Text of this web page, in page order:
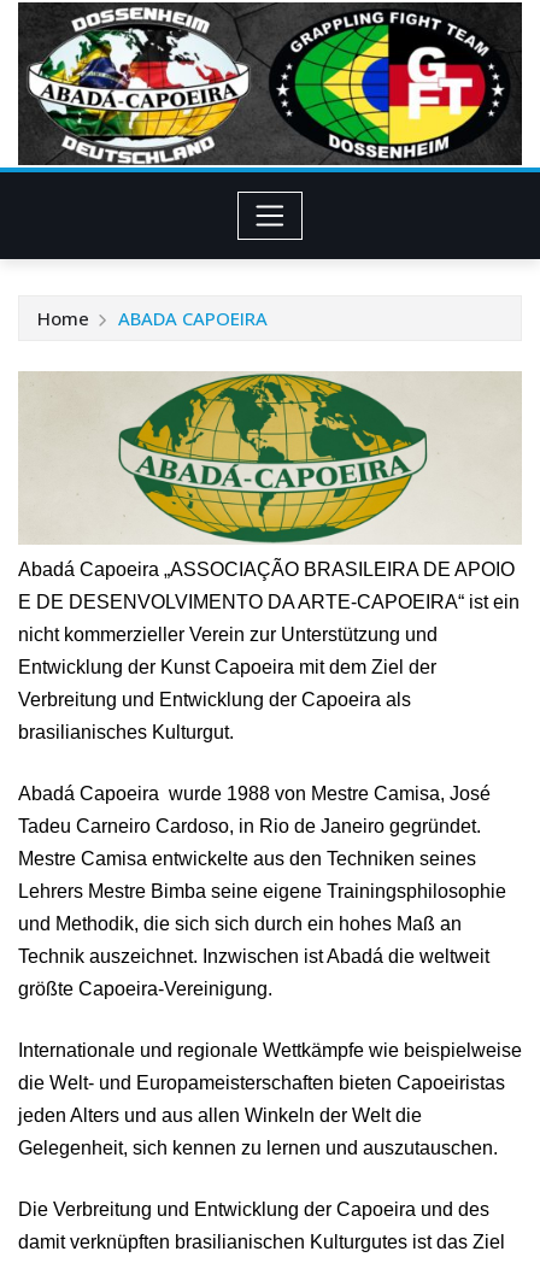
Skip
content
Home ABADA CAPOEIRA
Abadá Capoeira „ASSOCIAÇÃO BRASILEIRA DE APOIO
E DE DESENVOLVIMENTO DA ARTE-CAPOEIRA“ ist ein
nicht kommerzieller Verein zur Unterstützung und
Entwicklung der Kunst Capoeira mit dem Ziel der
Verbreitung und Entwicklung der Capoeira als
brasilianisches Kulturgut.
Abadá Capoeira wurde 1988 von Mestre Camisa, José
Tadeu Carneiro Cardoso, in Rio de Janeiro gegründet.
Mestre Camisa entwickelte aus den Techniken seines
Lehrers Mestre Bimba seine eigene Trainingsphilosophie
und Methodik, die sich sich durch ein hohes Maß an
Technik auszeichnet. Inzwischen ist Abadá die weltweit
größte Capoeira-Vereinigung.
Internationale und regionale Wettkämpfe wie beispielweise
die Welt- und Europameisterschaften bieten Capoeiristas
jeden Alters und aus allen Winkeln der Welt die
Gelegenheit, sich kennen zu lernen und auszutauschen.
Die Verbreitung und Entwicklung der Capoeira und des
damit verknüpften brasilianischen Kulturgutes ist das Ziel